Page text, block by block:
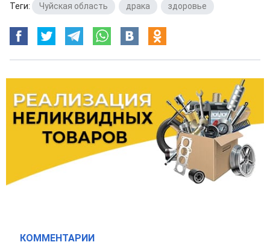
Теги: Чуйская область драка здоровье
КОММЕНТАРИИ